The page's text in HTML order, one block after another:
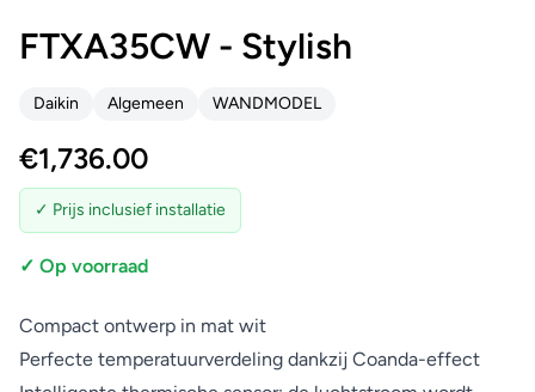
FTXA35CW - Stylish
Daikin Algemeen WANDMODEL
€1,736.00
✓ Prijs inclusief installatie
✓ Op voorraad
Compact ontwerp in mat wit
Perfecte temperatuurverdeling dankzij Coanda-effect